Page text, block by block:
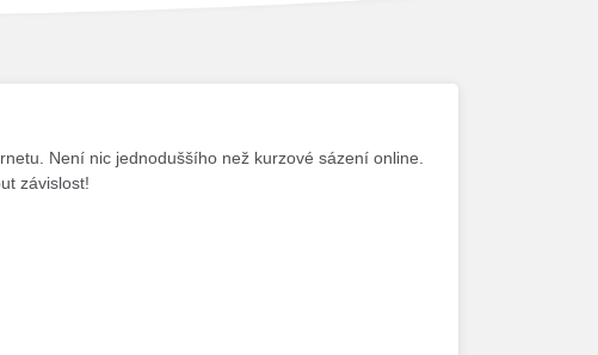
Není nic jednoduššího než kurzové sázení online.
závislost!